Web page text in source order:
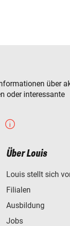
über
oder interessante
Über Louis
Louis stellt sich
Filialen
Ausbildung
Jobs